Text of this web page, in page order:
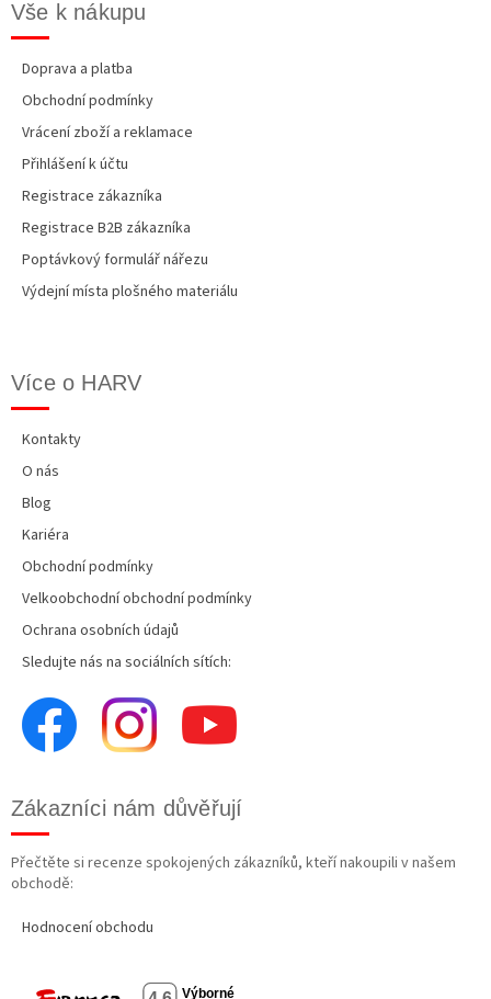
Vše k nákupu
Doprava a platba
Obchodní podmínky
Vrácení zboží a reklamace
Přihlášení k účtu
Registrace zákazníka
Registrace B2B zákazníka
Poptávkový formulář nářezu
Výdejní místa plošného materiálu
Více o HARV
Kontakty
O nás
Blog
Kariéra
Obchodní podmínky
Velkoobchodní obchodní podmínky
Ochrana osobních údajů
Sledujte nás na sociálních sítích:
Zákazníci nám důvěřují
Přečtěte si recenze spokojených zákazníků, kteří nakoupili v našem
obchodě:
Hodnocení obchodu